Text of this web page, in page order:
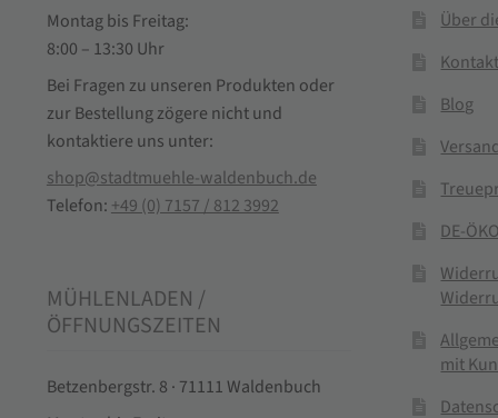
Montag bis Freitag:
8:00 – 13:30 Uhr
Bei Fragen zu unseren Produkten oder
zur Bestellung zögere nicht und
kontaktiere uns unter:
shop@stadtmuehle-waldenbuch.de
Telefon: +49 (0) 7157 / 812 3992
MÜHLENLADEN /
ÖFFNUNGSZEITEN
Betzenbergstr. 8 · 71111 Waldenbuch
Über
Blog
DE-
mit